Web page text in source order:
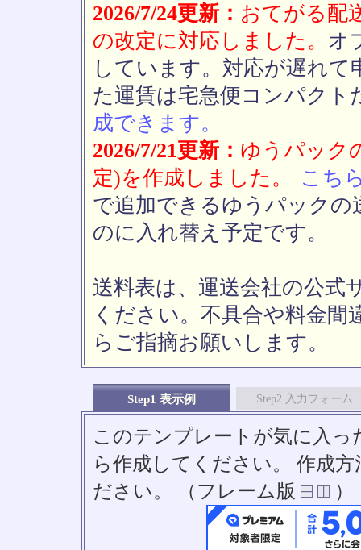
2026/7/24更新： おてがる配
の改定に対応しました。 オ
しています。対応が遅れ
た運賃は宅急便コンパクト
成できます。
2026/7/21更新： ゆうパック
定)を作成しました。
こち
で追加できるゆうパックの
のに入れ替え予定です。
送料表は、運送会社の公式
ください。不具合や料金間
らご指摘お願いします。
Step1 表示例 Step2 入力フォーム
このテンプレートが気に入っ
ら作成してください。 作成
ださい。 （フレーム版
）